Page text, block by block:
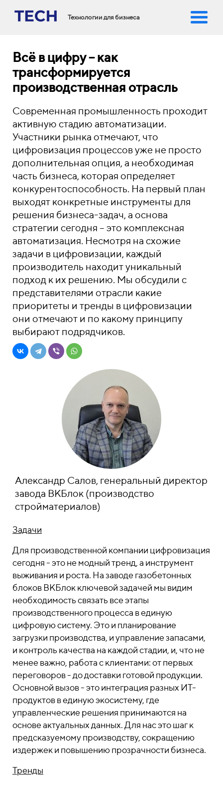
Технологии для бизнеса
Всё в цифру – как
трансформируется
производственная отрасль
Современная промышленность проходит
активную стадию автоматизации.
Участники рынка отмечают, что
цифровизация процессов уже не просто
дополнительная опция, а необходимая
часть бизнеса, которая определяет
конкурентоспособность. На первый план
выходят конкретные инструменты для
решения бизнеса-задач, а основа
стратегии сегодня – это комплексная
автоматизация. Несмотря на схожие
задачи в цифровизации, каждый
производитель находит уникальный
подход к их решению. Мы обсудили с
представителями отрасли какие
приоритеты и тренды в цифровизации
они отмечают и по какому принципу
выбирают подрядчиков.
Александр Салов, генеральный директор
завода ВКБлок (производство
стройматериалов)
Задачи
Для производственной компании цифровизация
сегодня - это не модный тренд, а инструмент
выживания и роста. На заводе газобетонных
блоков ВКБлок ключевой задачей мы видим
необходимость связать все этапы
производственного процесса в единую
цифровую систему. Это и планирование
загрузки производства, и управление запасами,
и контроль качества на каждой стадии, и, что не
менее важно, работа с клиентами: от первых
переговоров - до доставки готовой продукции.
Основной вызов - это интеграция разных ИТ-
продуктов в единую экосистему, где
управленческие решения принимаются на
основе актуальных данных. Для нас это шаг к
предсказуемому производству, сокращению
издержек и повышению прозрачности бизнеса.
Тренды